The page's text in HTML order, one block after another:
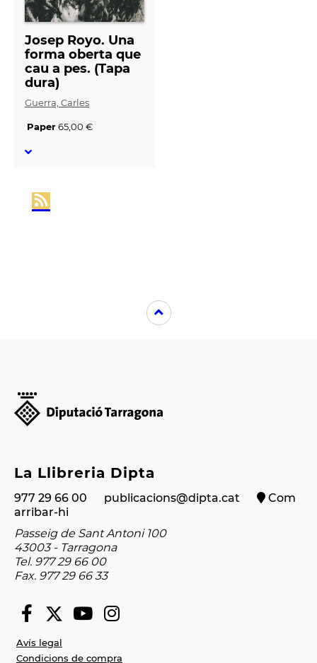
Josep Royo. Una
forma oberta que
cau a pes. (Tapa
dura)
Guerra, Carles
Paper65,00 €
La Llibreria Dipta
977 29 66 00 publicacions@dipta.cat
Com
arribar-hi
Passeig de Sant Antoni 100
43003 - Tarragona
Tel. 977 29 66 00
Fax. 977 29 66 33
Avís legal
Condicions de compra